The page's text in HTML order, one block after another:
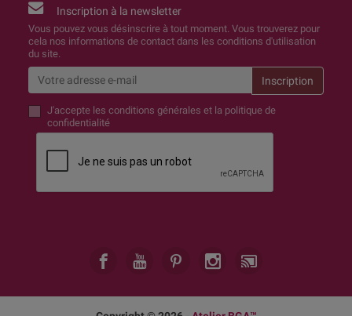
Inscription à la newsletter
Vous pouvez vous désinscrire à tout moment. Vous trouverez pour
cela nos informations de contact dans les conditions d'utilisation
du site.
J'accepte les conditions générales et la politique de
confidentialité